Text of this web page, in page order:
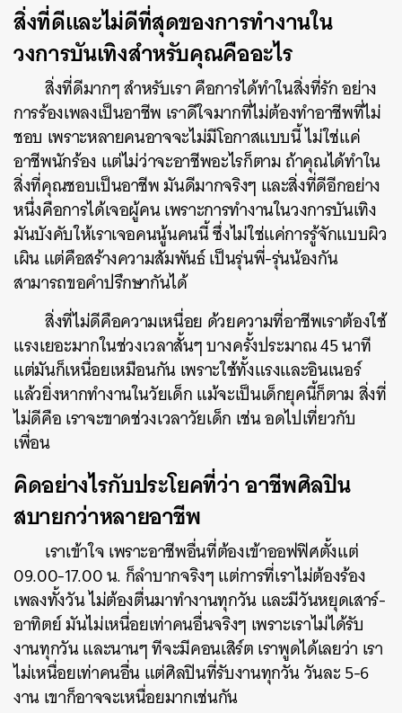
สิ่งที่ดีและไม่ดีที่สุดของการทำงานใน
วงการบันเทิงสำหรับคุณคืออะไร
สิ่งที่ดีมากๆ สำหรับเรา คือการได้ทำในสิ่งที่รัก อย่าง
การร้องเพลงเป็นอาชีพ เราดีใจมากที่ไม่ต้องทำอาชีพที่ไม่
ชอบ เพราะหลายคนอาจจะไม่มีโอกาสแบบนี้ ไม่ใช่แค่
อาชีพนักร้อง แต่ไม่ว่าจะอาชีพอะไรก็ตาม ถ้าคุณได้ทำใน
สิ่งที่คุณชอบเป็นอาชีพ มันดีมากจริงๆ และสิ่งที่ดีอีกอย่าง
หนึ่งคือการได้เจอผู้คน เพราะการทำงานในวงการบันเทิง
มันบังคับให้เราเจอคนนู้นคนนี้ ซึ่งไม่ใช่แค่การรู้จักแบบผิว
เผิน แต่คือสร้างความสัมพันธ์ เป็นรุ่นพี่-รุ่นน้องกัน
สามารถขอคำปรึกษากันได้
สิ่งที่ไม่ดีคือความเหนื่อย ด้วยความที่อาชีพเราต้องใช้
แรงเยอะมากในช่วงเวลาสั้นๆ บางครั้งประมาณ 45 นาที
แต่มันก็เหนื่อยเหมือนกัน เพราะใช้ทั้งแรงและอินเนอร์
แล้วยิ่งหากทำงานในวัยเด็ก แม้จะเป็นเด็กยุคนี้ก็ตาม สิ่งที่
ไม่ดีคือ เราจะขาดช่วงเวลาวัยเด็ก เช่น อดไปเที่ยวกับ
เพื่อน
คิดอย่างไรกับประโยคที่ว่า อาชีพศิลปิน
สบายกว่าหลายอาชีพ
เราเข้าใจ เพราะอาชีพอื่นที่ต้องเข้าออฟฟิศตั้งแต่
09.00-17.00 น. ก็ลำบากจริงๆ แต่การที่เราไม่ต้องร้อง
เพลงทั้งวัน ไม่ต้องตื่นมาทำงานทุกวัน และมีวันหยุดเสาร์-
อาทิตย์ มันไม่เหนื่อยเท่าคนอื่นจริงๆ เพราะเราไม่ได้รับ
งานทุกวัน และนานๆ ทีจะมีคอนเสิร์ต เราพูดได้เลยว่า เรา
ไม่เหนื่อยเท่าคนอื่น แต่ศิลปินที่รับงานทุกวัน วันละ 5-6
งาน เขาก็อาจจะเหนื่อยมากเช่นกัน